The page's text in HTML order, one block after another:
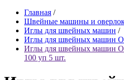
Главная /
Швейные машины и
Иглы для швейных машин /
Иглы для швейных машин
Иглы для швейных машин
100 уп 5 шт.